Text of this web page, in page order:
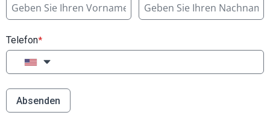
Telefon*
Absenden